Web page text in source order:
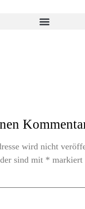
wird nicht
sind mit * markiert